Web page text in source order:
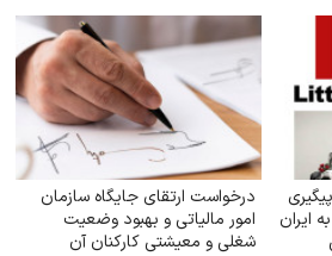
ایران
درخواست ارتقای جایگاه سازمان
امور مالیاتی و بهبود وضعیت
شغلی و معیشتی کارکنان آن